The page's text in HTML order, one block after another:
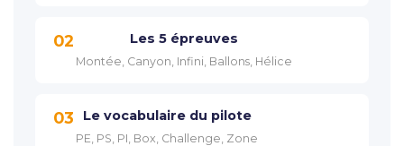
02 Les 5 épreuves
Montée, Canyon, Infini, Ballons, Hélice
03 Le vocabulaire du pilote
PE, PS, PI, Box, Challenge, Zone